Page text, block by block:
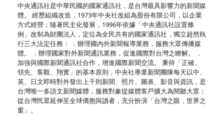
中央通訊社是中華民國的國家通訊社，是台灣最具影響力的新聞媒
體。 經歷組織改造，1973年中央社改組為股份有限公司，以企業
方式經營；隨著民主化發展，1996年依據「中央通訊社設置條
例」改制為財團法人，定位為全民共有的國家通訊社，獨立超然執
行三大法定任務： ．辦理國內外新聞報導業務，服務大眾傳播媒
體。 ．辦理國家對外新聞通訊業務，促進國際對台灣之瞭解。 ．
加強與國際新聞通訊社合作，增進國際新聞交流。 秉持「正確、
領先、客觀、翔實」的基本原則，中央社專業新聞團隊每天以中、
英、日文即時對外發出上千則新聞、照片、圖表、影音與資訊，是
台灣唯一多語文新聞媒體，服務對象從媒體客戶擴大為閱聽大眾；
從台灣民眾延伸至全球僑胞與讀者，充分扮演「台灣之眼，世界之
窗」。